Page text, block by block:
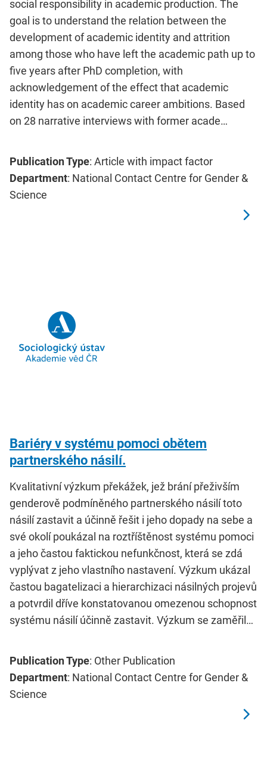
social responsibility in academic production. The
goal is to understand the relation between the
development of academic identity and attrition
among those who have left the academic path up to
five years after PhD completion, with
acknowledgement of the effect that academic
identity has on academic career ambitions. Based
on 28 narrative interviews with former acade…
Publication Type: Article with impact factor
Department: National Contact Centre for Gender &
Science
Bariéry v systému pomoci obětem
partnerského násilí.
Kvalitativní výzkum překážek, jež brání přeživším
genderově podmíněného partnerského násilí toto
násilí zastavit a účinně řešit i jeho dopady na sebe a
své okolí poukázal na roztříštěnost systému pomoci
a jeho častou faktickou nefunkčnost, která se zdá
vyplývat z jeho vlastního nastavení. Výzkum ukázal
častou bagatelizaci a hierarchizaci násilných projevů
a potvrdil dříve konstatovanou omezenou schopnost
systému násilí účinně zastavit. Výzkum se zaměřil…
Publication Type: Other Publication
Department: National Contact Centre for Gender &
Science